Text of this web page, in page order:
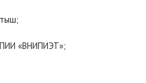
«ВНИПИЭТ»;